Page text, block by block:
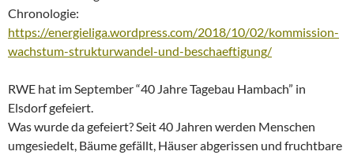
Chronologie:
https://energieliga.wordpress.com/2018/10/02/kommission-
wachstum-strukturwandel-und-beschaeftigung/
RWE hat im September “40 Jahre Tagebau Hambach” in
Elsdorf gefeiert.
Was wurde da gefeiert? Seit 40 Jahren werden Menschen
umgesiedelt, Bäume gefällt, Häuser abgerissen und fruchtbare